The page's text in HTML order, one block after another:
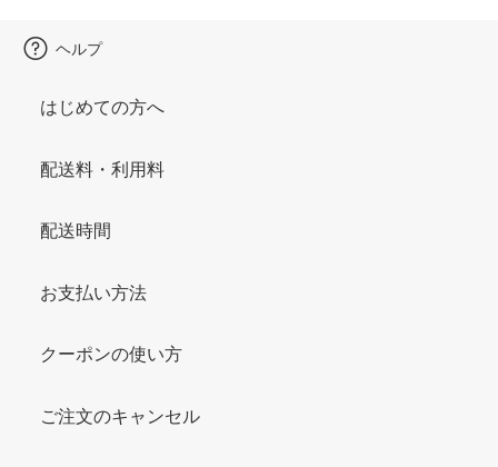
ヘルプ
はじめての方へ
配送料・利用料
配送時間
お支払い方法
クーポンの使い方
ご注文のキャンセル